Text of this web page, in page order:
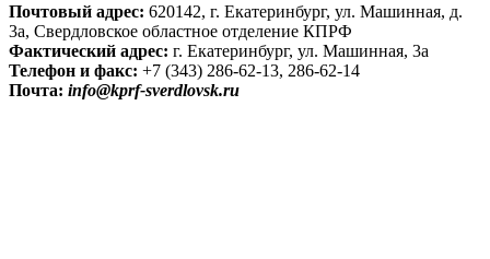
Почтовый адрес: 620142, г. Екатеринбург, ул. Машинная, д.
3а, Свердловское областное отделение КПРФ
Фактический адрес: г. Екатеринбург, ул. Машинная, 3а
Телефон и факс: +7 (343) 286-62-13, 286-62-14
Почта: info@kprf-sverdlovsk.ru